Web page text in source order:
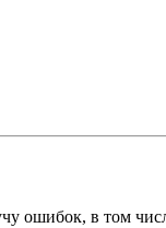
ошибок, в том